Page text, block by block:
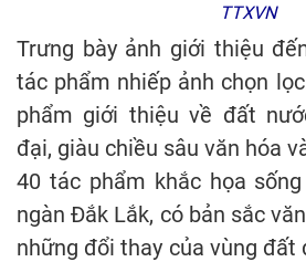
TTXVN
Trưng bày ảnh giới thiệu
tác phẩm nhiếp ảnh chọn
phẩm giới thiệu về đất
đại, giàu chiều sâu văn hóa
40 tác phẩm khắc họa
ngàn Đắk Lắk, có bản sắc
những đổi thay của vùng đất